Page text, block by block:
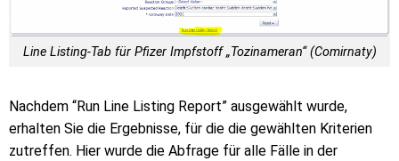
Line Listing-Tab für Pfizer Impfstoff „Tozinameran“ (Comirnaty)
Nachdem “Run Line Listing Report” ausgewählt wurde,
erhalten Sie die Ergebnisse, für die die gewählten Kriterien
zutreffen. Hier wurde die Abfrage für alle Fälle in der